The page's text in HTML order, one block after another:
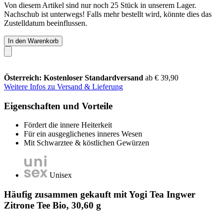
Von diesem Artikel sind nur noch 25 Stück in unserem Lager.
Nachschub ist unterwegs! Falls mehr bestellt wird, könnte dies das
Zustelldatum beeinflussen.
In den Warenkorb
Österreich: Kostenloser Standardversand ab € 39,90
Weitere Infos zu Versand & Lieferung
Eigenschaften und Vorteile
Fördert die innere Heiterkeit
Für ein ausgeglichenes inneres Wesen
Mit Schwarztee & köstlichen Gewürzen
Unisex
Häufig zusammen gekauft mit Yogi Tea Ingwer
Zitrone Tee Bio, 30,60 g